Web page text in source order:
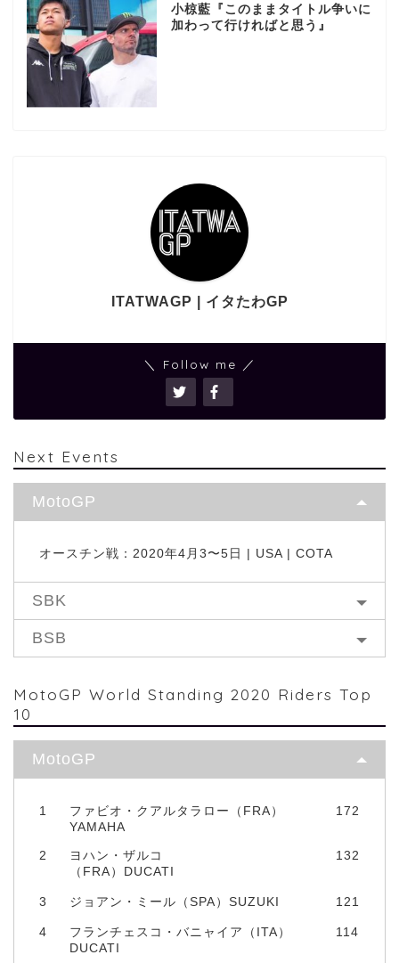
小椋藍『このままタイトル争いに
加わって行ければと思う』
ITATWAGP | イタたわGP
＼ Follow me ／
Next Events
MotoGP
オースチン戦：2020年4月3〜5日 | USA | COTA
SBK
BSB
MotoGP World Standing 2020 Riders Top
10
MotoGP
1
ファビオ・クアルタラロー（FRA）
YAMAHA
172
2
ヨハン・ザルコ
（FRA）DUCATI
132
3 ジョアン・ミール（SPA）SUZUKI 121
4
フランチェスコ・バニャイア（ITA）
DUCATI
114